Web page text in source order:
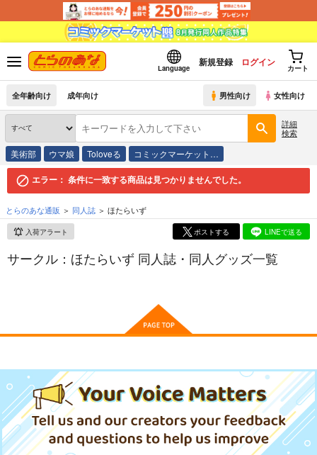
Language
新規登録 ログイン
カート
全年齢向け 成年向け 男性向け 女性向け
詳細
検索
美術部 ウマ娘 Toloveる コミックマーケット…
エラー： 条件に一致する商品は見つかりませんでした。
とらのあな通販 同人誌 ほたらいず
入荷アラート ポストする LINEで送る
サークル：ほたらいず 同人誌・同人グッズ一覧